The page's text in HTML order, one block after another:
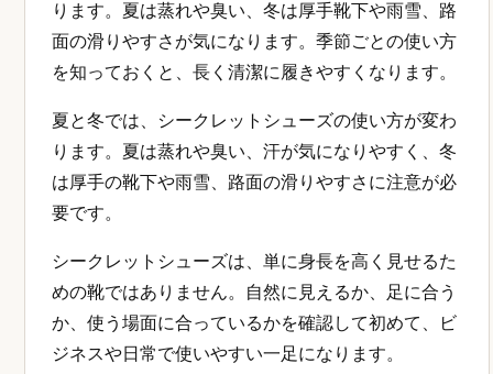
ります。夏は蒸れや臭い、冬は厚手靴下や雨雪、路
面の滑りやすさが気になります。季節ごとの使い方
を知っておくと、長く清潔に履きやすくなります。
夏と冬では、シークレットシューズの使い方が変わ
ります。夏は蒸れや臭い、汗が気になりやすく、冬
は厚手の靴下や雨雪、路面の滑りやすさに注意が必
要です。
シークレットシューズは、単に身長を高く見せるた
めの靴ではありません。自然に見えるか、足に合う
か、使う場面に合っているかを確認して初めて、ビ
ジネスや日常で使いやすい一足になります。